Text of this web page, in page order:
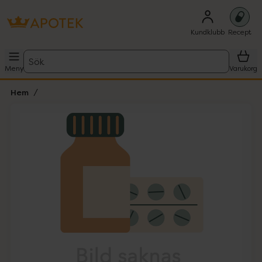
Kundklubb Recept
Meny
Sök
Varukorg
Hem
Lista: . Innehåller 1 objekt.